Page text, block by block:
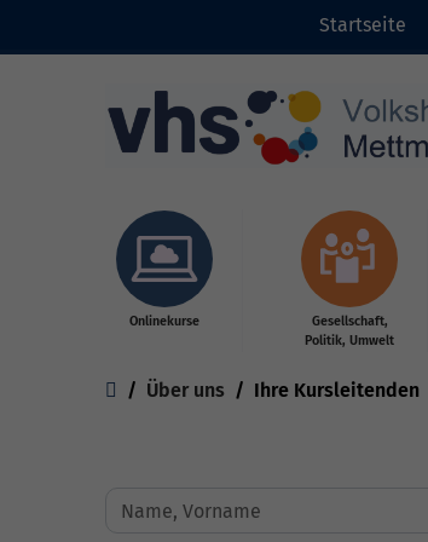
Startseite
Onlinekurse
Gesellschaft,
Politik, Umwelt
You are here:
Über uns Ihre Kursleitenden